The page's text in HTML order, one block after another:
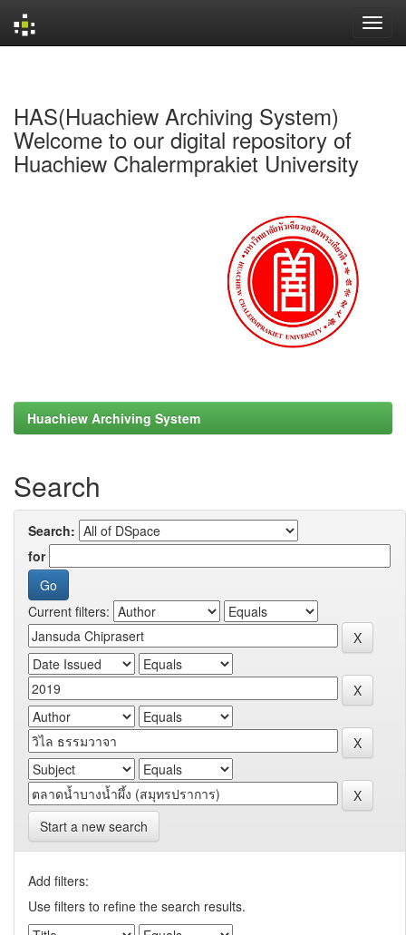
HAS(Huachiew Archiving System)
Welcome to our digital repository of
Huachiew Chalermprakiet University
Huachiew Archiving System
Search
Search:
for
Current filters:
Start a new search
Add filters:
Use filters to refine the search results.